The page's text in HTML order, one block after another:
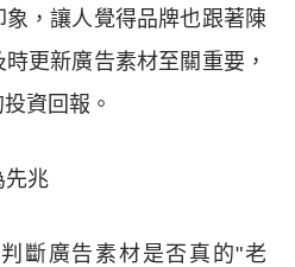
，讓人覺得品牌也跟著陳
更新廣告素材至關重要，
資回報。
先兆
斷廣告素材是否真的"老